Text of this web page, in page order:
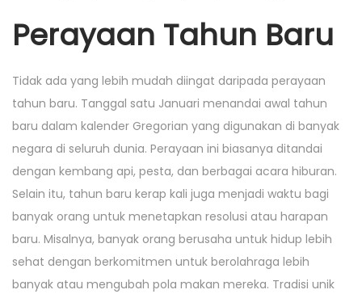
Perayaan Tahun Baru
Tidak ada yang lebih mudah diingat daripada perayaan
tahun baru. Tanggal satu Januari menandai awal tahun
baru dalam kalender Gregorian yang digunakan di banyak
negara di seluruh dunia. Perayaan ini biasanya ditandai
dengan kembang api, pesta, dan berbagai acara hiburan.
Selain itu, tahun baru kerap kali juga menjadi waktu bagi
banyak orang untuk menetapkan resolusi atau harapan
baru. Misalnya, banyak orang berusaha untuk hidup lebih
sehat dengan berkomitmen untuk berolahraga lebih
banyak atau mengubah pola makan mereka. Tradisi unik